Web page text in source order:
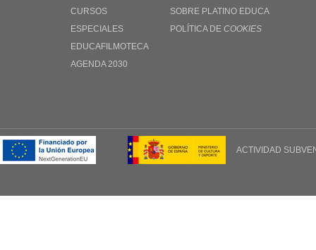
CURSOS
ESPECIALES
EDUCAFILMOTECA
AGENDA 2030
SOBRE PLATINO EDUCA
POLÍTICA DE COOKIES
ACTIVIDAD